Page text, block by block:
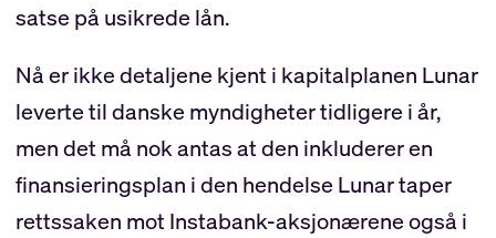
satse på usikrede lån.
Nå er ikke detaljene kjent i kapitalplanen Lunar
leverte til danske myndigheter tidligere i år,
men det må nok antas at den inkluderer en
finansieringsplan i den hendelse Lunar taper
rettssaken mot Instabank-aksjonærene også i